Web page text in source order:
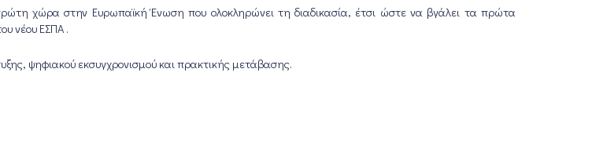
χώρα στην Ευρωπαϊκή Ένωση που ολοκληρώνει τη διαδικασία, έτσι ώστε να βγάλει τα πρώτα
νέου ΕΣΠΑ .
ψηφιακού εκσυγχρονισμού και πρακτικής μετάβασης.